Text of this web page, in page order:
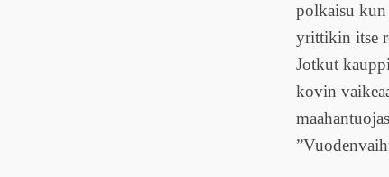
polkaisu
yrittikin itse
Jotkut
kovin